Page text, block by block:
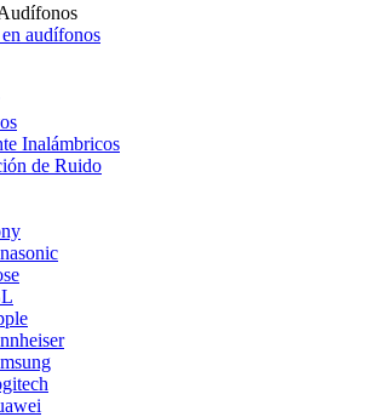
audífonos
Inalámbricos
de Ruido